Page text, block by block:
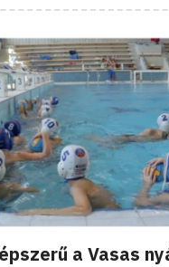
a Vasas